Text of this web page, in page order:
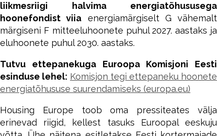
liikmesriigi halvima energiatõhususega
hoonefondist viia energiamärgiselt G vähemalt
märgiseni F mitteeluhoonete puhul 2027. aastaks ja
eluhoonete puhul 2030. aastaks.
Tutvu ettepanekuga Euroopa Komisjoni Eesti
esinduse lehel: Komisjon tegi ettepaneku hoonete
energiatõhususe suurendamiseks (europa.eu)
Housing Europe toob oma pressiteates välja
erinevad riigid, kellest tasuks Euroopal eeskuju